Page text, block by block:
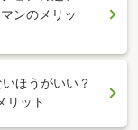
ンのメリッ
ほうがいい？
リット